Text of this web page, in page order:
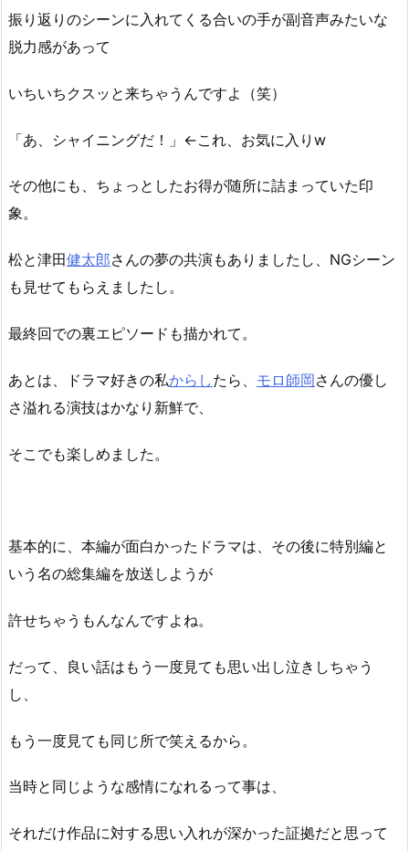
振り返りのシーンに入れてくる合いの手が副音声みたいな
脱力感があって
いちいちクスッと来ちゃうんですよ（笑）
「あ、シャイニングだ！」←これ、お気に入りw
その他にも、ちょっとしたお得が随所に詰まっていた印
象。
松と津田健太郎さんの夢の共演もありましたし、NGシーン
も見せてもらえましたし。
最終回での裏エピソードも描かれて。
あとは、ドラマ好きの私からしたら、 モロ師岡さんの優し
さ溢れる演技はかなり新鮮で、
そこでも楽しめました。
基本的に、本編が面白かったドラマは、その後に特別編と
いう名の総集編を放送しようが
許せちゃうもんなんですよね。
だって、良い話はもう一度見ても思い出し泣きしちゃう
し、
もう一度見ても同じ所で笑えるから。
当時と同じような感情になれるって事は、
それだけ作品に対する思い入れが深かった証拠だと思って